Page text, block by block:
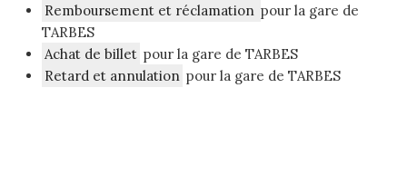
Remboursement et réclamation pour la gare de
TARBES
Achat de billet pour la gare de TARBES
Retard et annulation pour la gare de TARBES